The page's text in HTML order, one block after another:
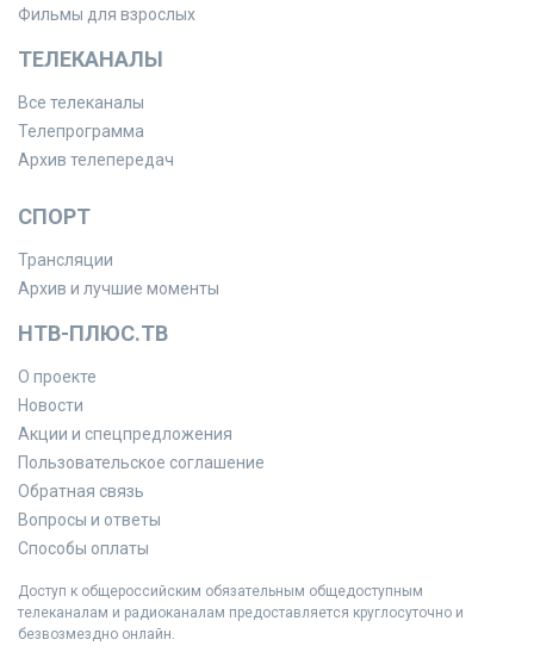
Фильмы для взрослых
ТЕЛЕКАНАЛЫ
Все телеканалы
Телепрограмма
Архив телепередач
СПОРТ
Трансляции
Архив и лучшие моменты
НТВ-ПЛЮС.ТВ
О проекте
Новости
Акции и спецпредложения
Пользовательское соглашение
Обратная связь
Вопросы и ответы
Способы оплаты
Доступ к общероссийским обязательным общедоступным
телеканалам и радиоканалам предоставляется круглосуточно и
безвозмездно онлайн.